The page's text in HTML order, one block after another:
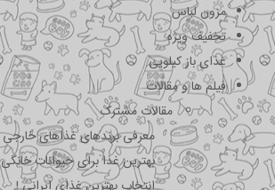
مزون لباس
تخفیف ویژه
غذای باز کیلویی
فیلم ها و مقالات
مقالات مشترک
معرفی برندهای غذاهای خارجی
بهترین غذا برای حیوانات خانگی